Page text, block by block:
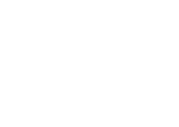
Vorher 53,99 €. (-20%)